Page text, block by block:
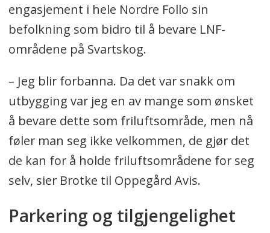
engasjement i hele Nordre Follo sin
befolkning som bidro til å bevare LNF-
områdene på Svartskog.
– Jeg blir forbanna. Da det var snakk om
utbygging var jeg en av mange som ønsket
å bevare dette som friluftsområde, men nå
føler man seg ikke velkommen, de gjør det
de kan for å holde friluftsområdene for seg
selv, sier Brotke til Oppegård Avis.
Parkering og tilgjengelighet